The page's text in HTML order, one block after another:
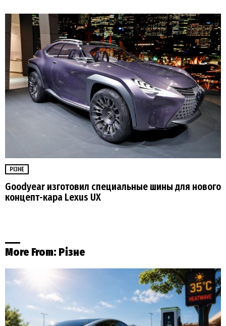
РІЗНЕ
Goodyear изготовил специальные шины для нового
концепт-кара Lexus UX
More From: Різне